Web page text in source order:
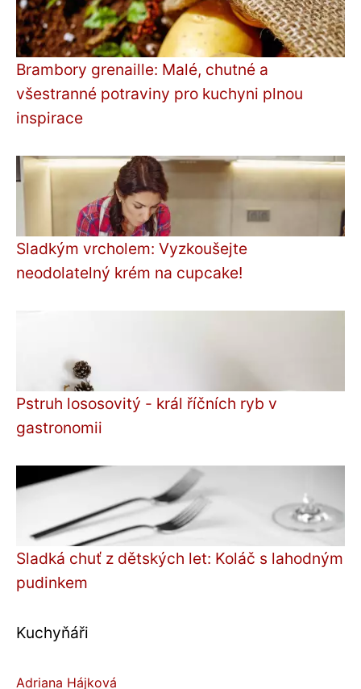
Brambory grenaille: Malé, chutné a
všestranné potraviny pro kuchyni plnou
inspirace
Sladkým vrcholem: Vyzkoušejte
neodolatelný krém na cupcake!
Pstruh lososovitý - král říčních ryb v
gastronomii
Sladká chuť z dětských let: Koláč s lahodným
pudinkem
Kuchyňáři
Adriana Hájková